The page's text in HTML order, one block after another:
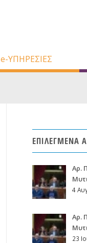
e-ΥΠΗΡΕΣΙΕΣ
ΕΠΙΛΕΓΜΕΝΑ
Aρ.
4
Aρ.
23